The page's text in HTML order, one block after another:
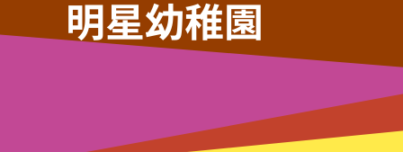
明星幼稚園